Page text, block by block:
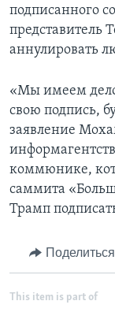
подписанного
представитель
аннулировать
«Мы имеем
свою подпись,
заявление
коммюнике,
саммита
Трамп
Поделиться
This item is part of